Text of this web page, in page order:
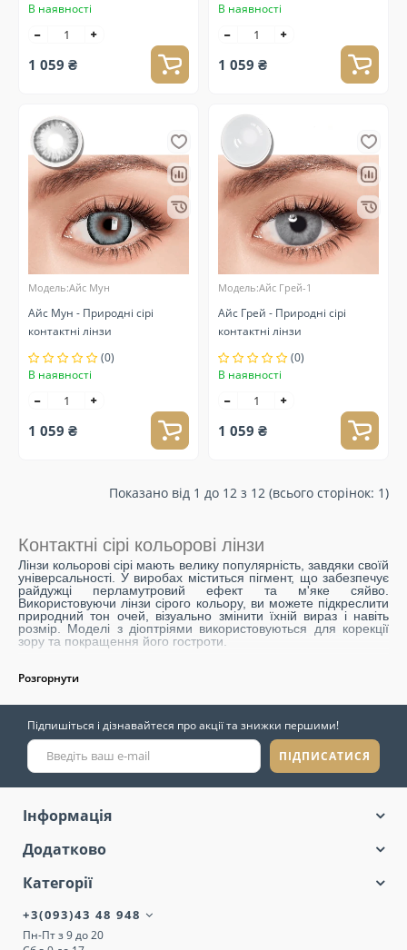
В наявності
1 059 ₴
В наявності
1 059 ₴
Модель:Айс Мун
Айс Мун - Природні сірі
контактні лінзи
(0)
В наявності
1 059 ₴
Модель:Айс Грей-1
Айс Грей - Природні сірі
контактні лінзи
(0)
В наявності
1 059 ₴
Показано від 1 до 12 з 12 (всього сторінок: 1)
Контактні сірі кольорові лінзи
Лінзи кольорові сірі мають велику популярність, завдяки своїй
універсальності. У виробах міститься пігмент, що забезпечує
райдужці перламутровий ефект та м'яке сяйво.
Використовуючи лінзи сірого кольору, ви можете підкреслити
природний тон очей, візуально змінити їхній вираз і навіть
розмір. Моделі з діоптріями використовуються для корекції
зору та покращення його гостроти.
Сірі кольорові лінзи: причини
Аксесуари нейтрального тону чудово поєднуються з
повсякденним, вечірнім та святковим чином. Дівчатам, які
використовують сірі лінзи, легко зможуть зробити вечірній
макіяж із акцентом на гарний колір очей. Дивно, але такі
вироби підходять під будь-який стиль та колір зовнішності.
Користувачі у своїх відгуках часто акцентують увагу на тому,
Візуально вони виглядають природно та естетично. При
правильному виборі моделі – практично не відрізняються від
перекриває.
Розгорнути
Підпишіться і дізнавайтеся про акції та знижки першими!
ПІДПИСАТИСЯ
Інформація
Додатково
Категорії
+3(093)43 48 948
Пн-Пт з 9 до 20